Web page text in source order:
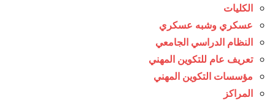
الكليات
عسكري وشبه عسكري
النظام الدراسي الجامعي
تعريف عام للتكوين المهني
مؤسسات التكوين المهني
المراكز